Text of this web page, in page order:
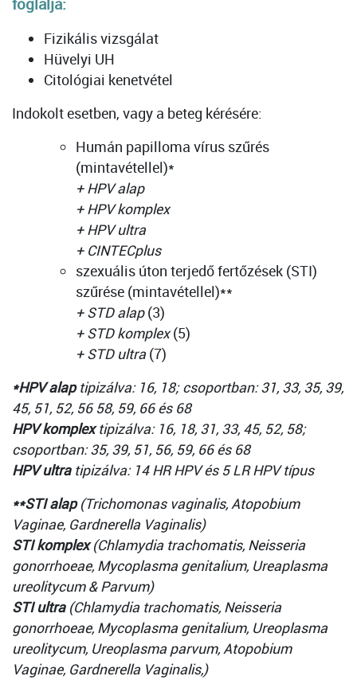
Fizikális vizsgálat
Hüvelyi UH
Citológiai kenetvétel
Indokolt esetben, vagy a beteg kérésére:
Humán papilloma vírus szűrés
(mintavétellel)*
+ HPV alap
+ HPV komplex
+ HPV ultra
+ CINTECplus
szexuális úton terjedő fertőzések (STI)
szűrése (mintavétellel)**
+ STD alap(3)
+ STD komplex(5)
+ STD ultra(7)
*HPV alaptipizálva: 16, 18; csoportban: 31, 33, 35, 39,
45, 51, 52, 56 58, 59, 66 és 68
HPV komplextipizálva: 16, 18, 31, 33, 45, 52, 58;
csoportban: 35, 39, 51, 56, 59, 66 és 68
HPV ultratipizálva: 14 HR HPV és 5 LR HPV típus
**STI alap(Trichomonas vaginalis, Atopobium
Vaginae, Gardnerella Vaginalis)
STI komplex(Chlamydia trachomatis, Neisseria
gonorrhoeae, Mycoplasma genitalium, Ureaplasma
ureolitycum & Parvum)
STI ultra (Chlamydia trachomatis, Neisseria
gonorrhoeae, Mycoplasma genitalium, Ureoplasma
ureolitycum, Ureoplasma parvum, Atopobium
Vaginae, Gardnerella Vaginalis,)